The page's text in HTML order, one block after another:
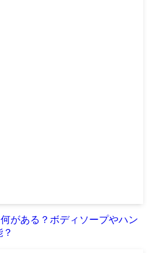
がある？ボディソープやハン